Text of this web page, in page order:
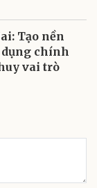
Tạo nền
chính
vai trò